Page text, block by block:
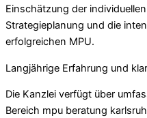
Einschätzung der
Strategieplanung und die
erfolgreichen MPU.
Langjährige Erfahrung und
Die Kanzlei verfügt über
Bereich mpu beratung